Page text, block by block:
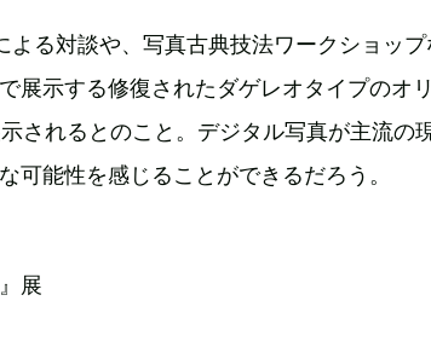
よる対談や、写真古典技法ワークショッ
展示する修復されたダゲレオタイプのオ
されるとのこと。デジタル写真が主流の現
可能性を感じることができるだろう。
展